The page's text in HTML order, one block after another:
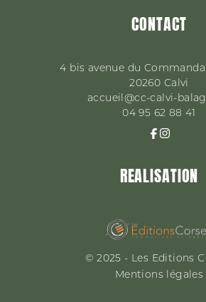
CONTACT
4 bis avenue du
20260 Calvi
accueil@cc-calvi-
04 95 62 88 41
REALISATION
© 2025 - Les Editions
Mentions légales